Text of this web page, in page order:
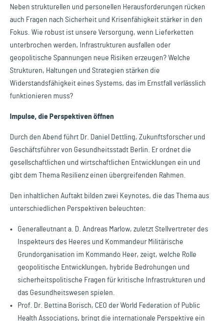
Neben strukturellen und personellen Herausforderungen rücken
auch Fragen nach Sicherheit und Krisenfähigkeit stärker in den
Fokus. Wie robust ist unsere Versorgung, wenn Lieferketten
unterbrochen werden, Infrastrukturen ausfallen oder
geopolitische Spannungen neue Risiken erzeugen? Welche
Strukturen, Haltungen und Strategien stärken die
Widerstandsfähigkeit eines Systems, das im Ernstfall verlässlich
funktionieren muss?
Impulse, die Perspektiven öffnen
Durch den Abend führt Dr. Daniel Dettling, Zukunftsforscher und
Geschäftsführer von Gesundheitsstadt Berlin. Er ordnet die
gesellschaftlichen und wirtschaftlichen Entwicklungen ein und
gibt dem Thema Resilienz einen übergreifenden Rahmen.
Den inhaltlichen Auftakt bilden zwei Keynotes, die das Thema aus
unterschiedlichen Perspektiven beleuchten:
Generalleutnant a. D. Andreas Marlow, zuletzt Stellvertreter des
Inspekteurs des Heeres und Kommandeur Militärische
Grundorganisation im Kommando Heer, zeigt, welche Rolle
geopolitische Entwicklungen, hybride Bedrohungen und
sicherheitspolitische Fragen für kritische Infrastrukturen und
das Gesundheitswesen spielen.
Prof. Dr. Bettina Borisch, CEO der World Federation of Public
Health Associations, bringt die internationale Perspektive ein